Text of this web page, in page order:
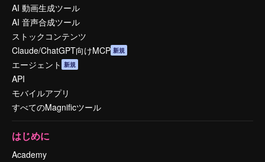
AI 動画生成ツール
AI 音声合成ツール
ストックコンテンツ
Claude/ChatGPT向けMCP 新規
エージェント 新規
API
モバイルアプリ
すべてのMagnificツール
はじめに
Academy